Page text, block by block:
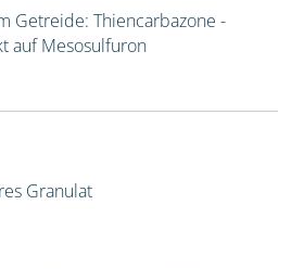
Getreide: Thiencarbazone -
auf Mesosulfuron
Granulat